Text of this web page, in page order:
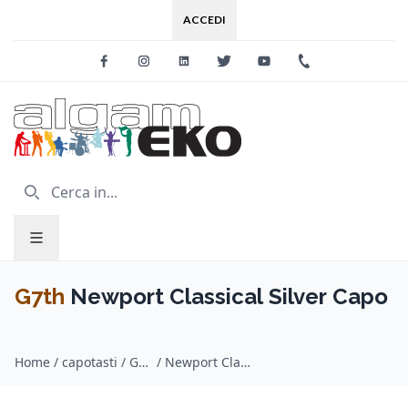
ACCEDI
FacebookInstagramLinkedinTwitter Youtube
G7th Newport Classical Silver Capo
Home / capotasti / G7th / Newport Classical Silver Capo